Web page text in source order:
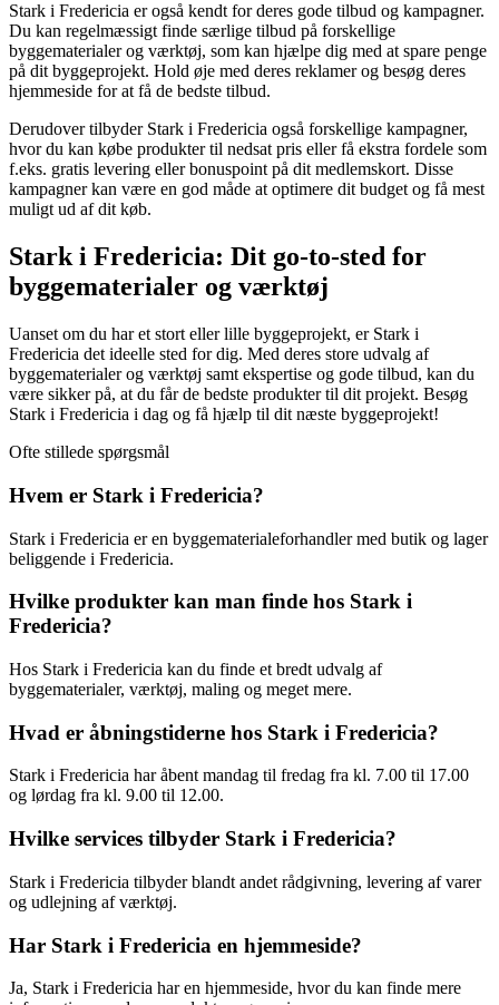
Stark i Fredericia er også kendt for deres gode tilbud og kampagner.
Du kan regelmæssigt finde særlige tilbud på forskellige
byggematerialer og værktøj, som kan hjælpe dig med at spare penge
på dit byggeprojekt. Hold øje med deres reklamer og besøg deres
hjemmeside for at få de bedste tilbud.
Derudover tilbyder Stark i Fredericia også forskellige kampagner,
hvor du kan købe produkter til nedsat pris eller få ekstra fordele som
f.eks. gratis levering eller bonuspoint på dit medlemskort. Disse
kampagner kan være en god måde at optimere dit budget og få mest
muligt ud af dit køb.
Stark i Fredericia: Dit go-to-sted for
byggematerialer og værktøj
Uanset om du har et stort eller lille byggeprojekt, er Stark i
Fredericia det ideelle sted for dig. Med deres store udvalg af
byggematerialer og værktøj samt ekspertise og gode tilbud, kan du
være sikker på, at du får de bedste produkter til dit projekt. Besøg
Stark i Fredericia i dag og få hjælp til dit næste byggeprojekt!
Ofte stillede spørgsmål
Hvem er Stark i Fredericia?
Stark i Fredericia er en byggematerialeforhandler med butik og lager
beliggende i Fredericia.
Hvilke produkter kan man finde hos Stark i
Fredericia?
Hos Stark i Fredericia kan du finde et bredt udvalg af
byggematerialer, værktøj, maling og meget mere.
Hvad er åbningstiderne hos Stark i Fredericia?
Stark i Fredericia har åbent mandag til fredag fra kl. 7.00 til 17.00
og lørdag fra kl. 9.00 til 12.00.
Hvilke services tilbyder Stark i Fredericia?
Stark i Fredericia tilbyder blandt andet rådgivning, levering af varer
og udlejning af værktøj.
Har Stark i Fredericia en hjemmeside?
Ja, Stark i Fredericia har en hjemmeside, hvor du kan finde mere